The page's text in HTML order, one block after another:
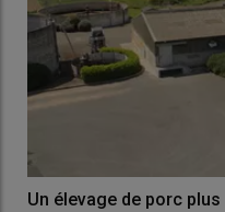
Un élevage de porc